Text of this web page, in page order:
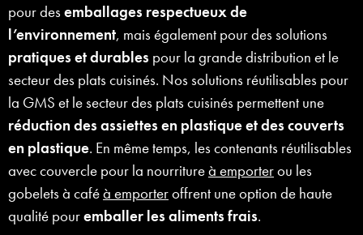
pour desemballages respectueux de
l’environnement, mais également pour des solutions
pratiques et durables pour la grande distribution et le
secteur des plats cuisinés. Nos solutions réutilisables pour
la GMS et le secteur des plats cuisinés permettent une
réduction des assiettes en plastique et des couverts
en plastique. En même temps, les contenants réutilisables
avec couvercle pour la nourritureà emporterou les
gobelets à caféà emporteroffrent une option de haute
qualité pouremballer les aliments frais.